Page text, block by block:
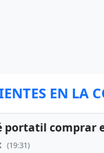
EN LA
portatil comprar
(19:31)